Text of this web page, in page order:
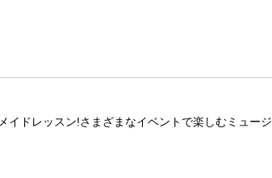
イドレッスン!さまざまなイベントで楽しむミュー